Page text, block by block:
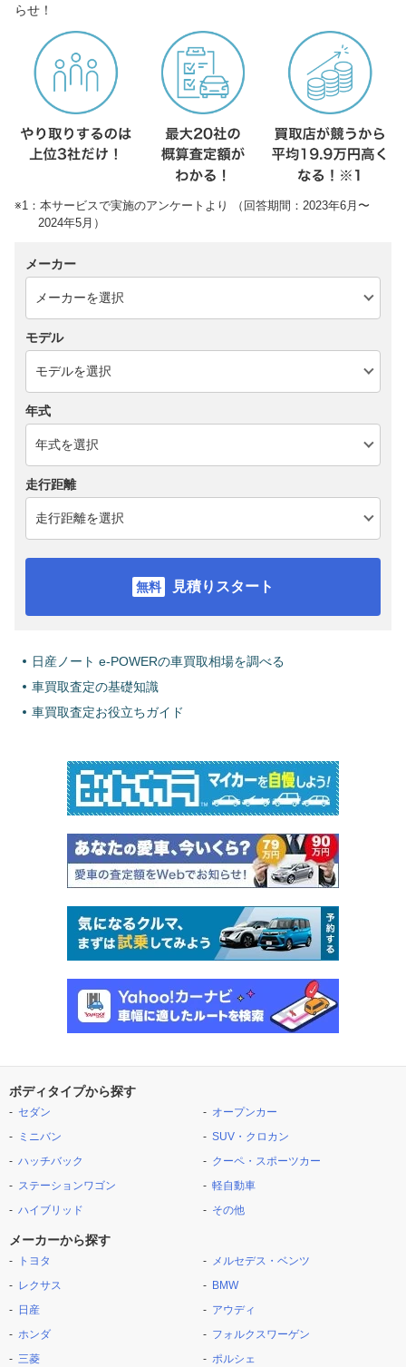
らせ！
※1：本サービスで実施のアンケートより （回答期間：2023年6月〜
2024年5月）
メーカー
モデル
年式
走行距離
見積りスタート
日産ノート e-POWERの車買取相場を調べる
車買取査定の基礎知識
車買取査定お役立ちガイド
ボディタイプから探す
セダン
ミニバン
ハッチバック
ステーションワゴン
ハイブリッド
オープンカー
SUV・クロカン
クーペ・スポーツカー
軽自動車
その他
メーカーから探す
トヨタ
レクサス
日産
ホンダ
三菱
メルセデス・ベンツ
BMW
アウディ
フォルクスワーゲン
ポルシェ